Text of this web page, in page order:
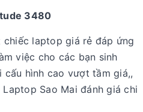
3480
laptop giá rẻ đáp ứng
việc cho các bạn sinh
hình cao vượt tầm giá,,
Sao Mai đánh giá chi